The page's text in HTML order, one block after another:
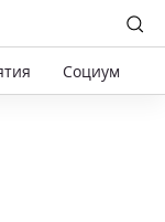
Социум